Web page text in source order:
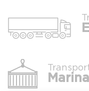
Marina